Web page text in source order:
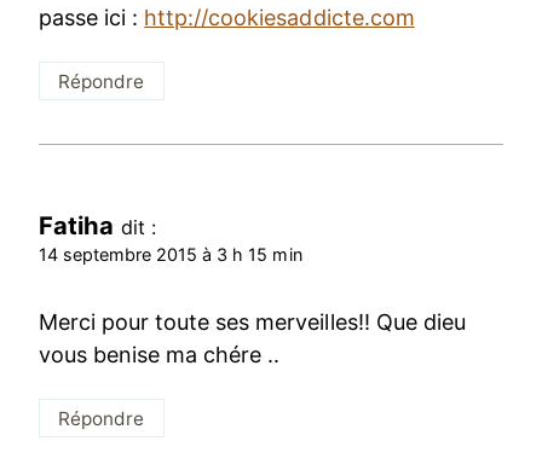
passe ici : http://cookiesaddicte.com
Répondre
Fatiha dit :
14 septembre 2015 à 3 h 15 min
Merci pour toute ses merveilles!! Que dieu
vous benise ma chére ..
Répondre